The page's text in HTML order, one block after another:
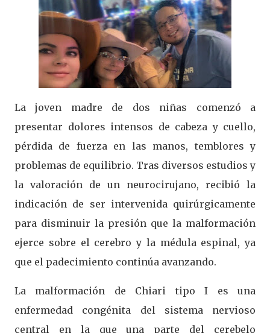
La joven madre de dos niñas comenzó a
presentar dolores intensos de cabeza y cuello,
pérdida de fuerza en las manos, temblores y
problemas de equilibrio. Tras diversos estudios y
la valoración de un neurocirujano, recibió la
indicación de ser intervenida quirúrgicamente
para disminuir la presión que la malformación
ejerce sobre el cerebro y la médula espinal, ya
que el padecimiento continúa avanzando.
La malformación de Chiari tipo I es una
enfermedad congénita del sistema nervioso
central en la que una parte del cerebelo